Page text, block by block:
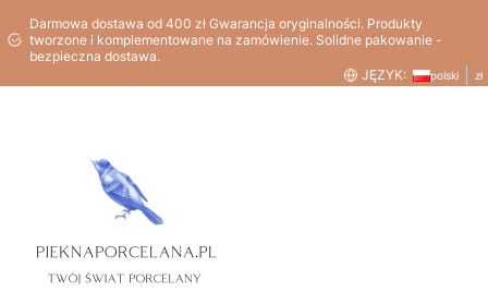
Darmowa dostawa od 400 zł Gwarancja oryginalności. Produkty
tworzone i komplementowane na zamówienie. Solidne pakowanie -
bezpieczna dostawa.
JĘZYK:
polski zł